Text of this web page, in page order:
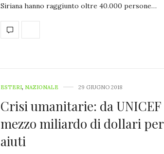
Siriana hanno raggiunto oltre 40.000 persone…
ESTERI, NAZIONALE 29 GIUGNO 2018
Crisi umanitarie: da UNICEF
mezzo miliardo di dollari per
aiuti